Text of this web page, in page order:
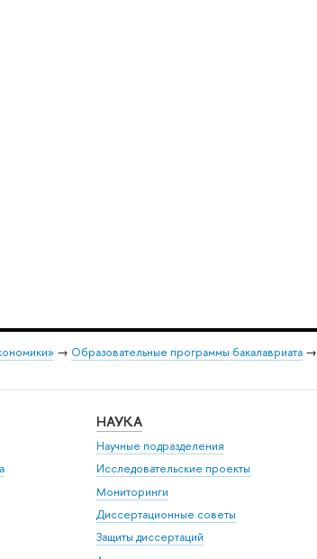
→ Образовательные программы бакалавриата→
НАУКА
Научные подразделения
Исследовательские проекты
Мониторинги
Диссертационные советы
Защиты диссертаций